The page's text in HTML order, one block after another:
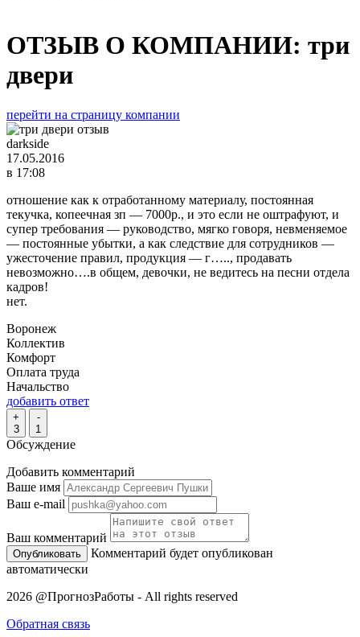
ОТЗЫВ О КОМПАНИИ: три
двери
перейти на страницу компании
darkside
17.05.2016
в 17:08
отношение как к отработанному материалу, постоянная
текучка, копеечная зп — 7000р., и это если не оштрафуют, и
супер требования — руководство, мягко говоря, невменяемое
— постоянные убытки, а как следствие для сотрудников —
ужесточение правил, продукция — г….., продавать
невозможно….в общем, девочки, не ведитесь на песни отдела
кадров!
нет.
Воронеж
Коллектив
Комфорт
Оплата труда
Начальство
добавить ответ
+
3
-
1
Обсуждение
Добавить комментарий
Ваше имя
Ваш e-mail
Ваш комментарий
Комментарий будет опубликован
автоматически
2026 @ПрогнозРаботы - All rights reserved
Обратная связь